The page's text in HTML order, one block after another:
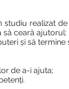
studiu realizat
să ceară ajutorul:
și să termine
de a-i ajuta;